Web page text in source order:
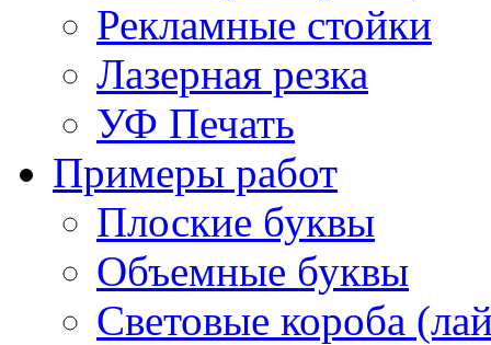
Рекламные стойки
Лазерная резка
УФ Печать
Примеры работ
Плоские буквы
Объемные буквы
Световые короба